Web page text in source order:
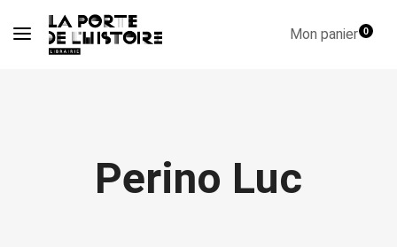
Mon panier0
Perino Luc